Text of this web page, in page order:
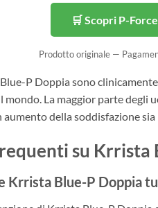
🛒 Scopri P-
Prodotto originale —
P Doppia sono
La maggior parte degli
aumento della soddisfazione
su Krrista
Krrista Blue-P Doppia